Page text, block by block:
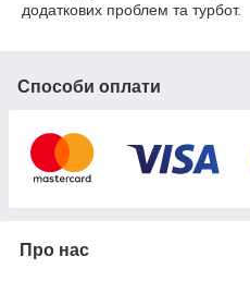
додаткових проблем та турбот.
Способи оплати
Про нас